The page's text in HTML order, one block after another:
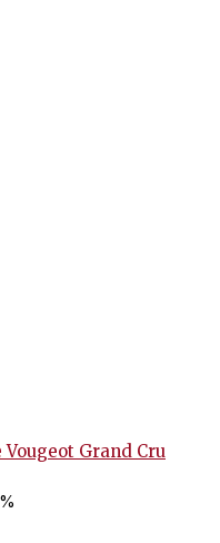
Grand Cru